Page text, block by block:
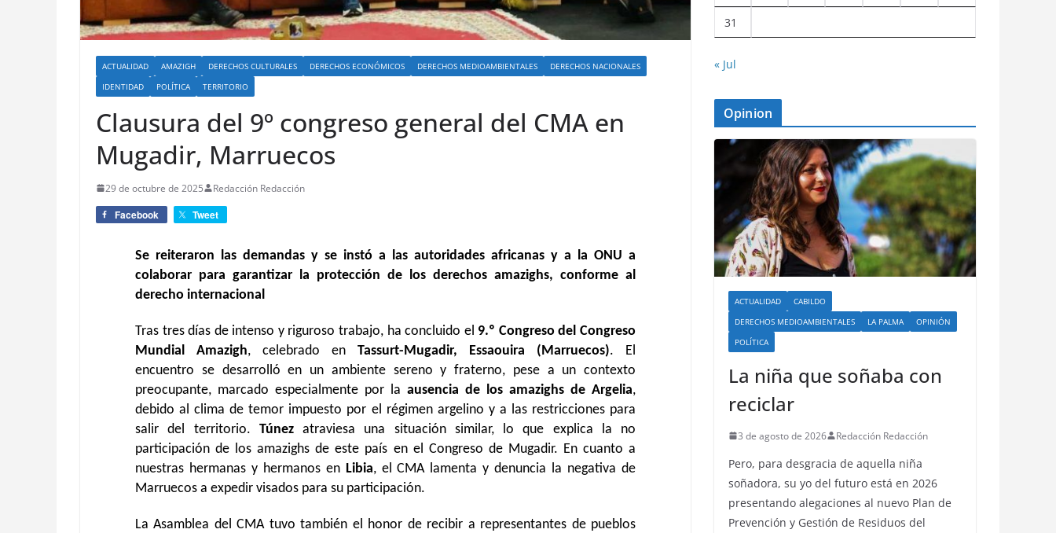
ACTUALIDAD AMAZIGH DERECHOS CULTURALES DERECHOS ECONÓMICOS DERECHOS MEDIOAMBIENTALES
DERECHOS NACIONALES
IDENTIDAD
POLÍTICA TERRITORIO
Clausura del 9º congreso general del CMA en
Mugadir, Marruecos
29 de octubre de 2025 Redacción Redacción
Facebook Tweet
Se reiteraron las demandas y se instó a las autoridades africanas y a la ONU a
colaborar para garantizar la protección de los derechos amazighs, conforme al
derecho internacional
Tras tres días de intenso y riguroso trabajo, ha concluido el 9.º Congreso del Congreso
Mundial Amazigh, celebrado en Tassurt-Mugadir, Essaouira (Marruecos). El
encuentro se desarrolló en un ambiente sereno y fraterno, pese a un contexto
preocupante, marcado especialmente por la ausencia de los amazighs de Argelia,
debido al clima de temor impuesto por el régimen argelino y a las restricciones para
salir del territorio. Túnezatraviesa una situación similar, lo que explica la no
participación de los amazighs de este país en el Congreso de Mugadir. En cuanto a
nuestras hermanas y hermanos en Libia, el CMA lamenta y denuncia la negativa de
Marruecos a expedir visados para su participación.
La Asamblea del CMA tuvo también el honor de recibir a representantes de pueblos
31
« Jul
Opinion
ACTUALIDAD
CABILDO
DERECHOS MEDIOAMBIENTALES
LA PALMA
OPINIÓN
POLÍTICA
La niña que soñaba con
reciclar
3 de agosto de 2026 Redacción Redacción
Pero, para desgracia de aquella niña
soñadora, su yo del futuro está en 2026
presentando alegaciones al nuevo Plan de
Prevención y Gestión de Residuos del